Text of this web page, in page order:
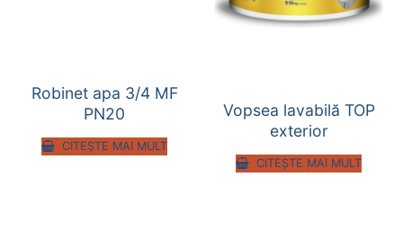
Robinet apa 3/4 MF
PN20
CITEȘTE MAI MULT
Vopsea lavabilă TOP
exterior
CITEȘTE MAI MULT